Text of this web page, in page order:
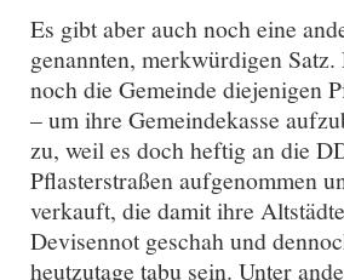
Es gibt aber auch noch eine
genannten, merkwürdigen
noch die Gemeinde diejenigen
– um ihre Gemeindekasse
zu, weil es doch heftig an die
Pflasterstraßen aufgenommen
verkauft, die damit ihre
Devisennot geschah und
heutzutage tabu sein. Unter